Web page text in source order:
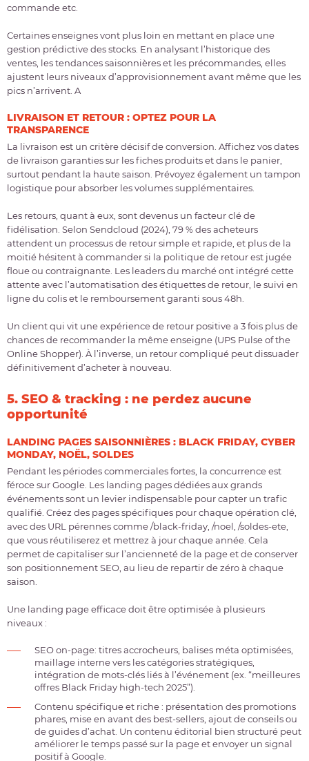
commande etc.
Certaines enseignes vont plus loin en mettant en place une
gestion prédictive des stocks . En analysant l’historique des
ventes, les tendances saisonnières et les précommandes, elles
ajustent leurs niveaux d’approvisionnement avant même que les
pics n’arrivent. A
LIVRAISON ET RETOUR : OPTEZ POUR LA
TRANSPARENCE
La livraison est un critèredécisif de conversion . Affichez vosdates
de livraison garantiessur les fiches produits et dans le panier,
surtout pendant la haute saison. Prévoyez également un tampon
logistique pour absorber les volumes supplémentaires.
Les retours, quant à eux, sont devenus un facteur clé de
fidélisation. Selon Sendcloud (2024), 79 % des acheteurs
attendent un processus de retour simple et rapide , et plus de la
moitié hésitent à commander si la politique de retour est jugée
floue ou contraignante. Les leaders du marché ont intégré cette
attente avec l’automatisation des étiquettes de retour, le suivi en
ligne du colis et le remboursement garanti sous 48h.
Un client qui vit uneexpérience de retour positive a 3 fois plus de
chances de recommander la même enseigne (UPS Pulse of the
Online Shopper). À l’inverse, un retour compliqué peut dissuader
définitivement d’acheter à nouveau.
5. SEO & tracking : ne perdez aucune
opportunité
LANDING PAGES SAISONNIÈRES : BLACK FRIDAY, CYBER
MONDAY, NOËL, SOLDES
Pendant les périodes commerciales fortes, la concurrence est
féroce sur Google. Les landing pages dédiées aux grands
événementssont un levier indispensable pour capter un trafic
qualifié. Créez des pages spécifiques pour chaque opération clé,
avec des URL pérennescomme /black-friday, /noel, /soldes-ete,
que vous réutiliserez et mettrez à jour chaque année. Cela
permet de capitaliser sur l’ancienneté de la page et de conserver
son positionnement SEO, au lieu de repartir de zéro à chaque
saison.
Une landing page efficace doit être optimisée à plusieurs
niveaux :
SEO on-page: titres accrocheurs, balises méta optimisées,
maillage interne vers les catégories stratégiques,
intégration de mots-clés liés à l’événement (ex. “meilleures
offres Black Friday high-tech 2025”).
Contenu spécifique et riche: présentation des promotions
phares, mise en avant des best-sellers, ajout de conseils ou
de guides d’achat. Un contenu éditorial bien structuré peut
améliorer le temps passé sur la page et envoyer un signal
positif à Google.